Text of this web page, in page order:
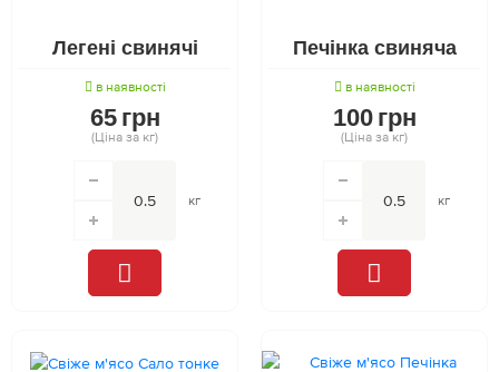
Легені свинячі
в наявності
65 грн
(Ціна за кг)
кг
Печінка свиняча
в наявності
100 грн
(Ціна за кг)
кг